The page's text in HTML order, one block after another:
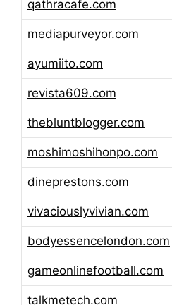
qathracafe.com
mediapurveyor.com
ayumiito.com
revista609.com
thebluntblogger.com
moshimoshihonpo.com
dineprestons.com
vivaciouslyvivian.com
bodyessencelondon.com
gameonlinefootball.com
talkmetech.com